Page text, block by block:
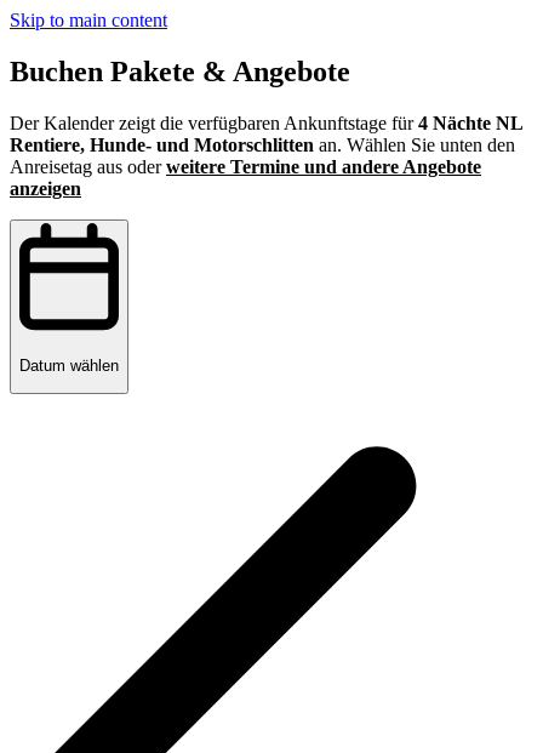
Skip to main content
Buchen Pakete & Angebote
Der Kalender zeigt die verfügbaren Ankunftstage für4 Nächte NL
Rentiere, Hunde- und Motorschlitten an. Wählen Sie unten den
Anreisetag aus oderweitere Termine und andere Angebote
anzeigen
Datum wählen